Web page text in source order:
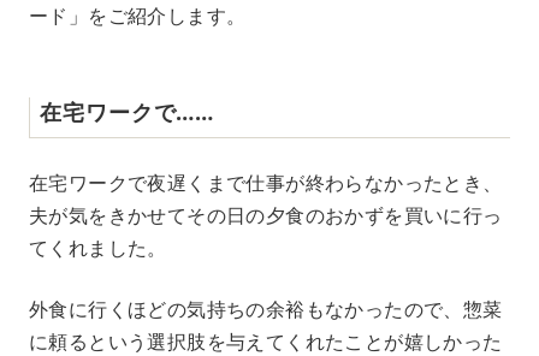
ード」をご紹介します。
在宅ワークで……
在宅ワークで夜遅くまで仕事が終わらなかったとき、
夫が気をきかせてその日の夕食のおかずを買いに行っ
てくれました。
外食に行くほどの気持ちの余裕もなかったので、惣菜
に頼るという選択肢を与えてくれたことが嬉しかった